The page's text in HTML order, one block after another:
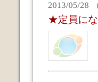
2013/05/28
★定員に